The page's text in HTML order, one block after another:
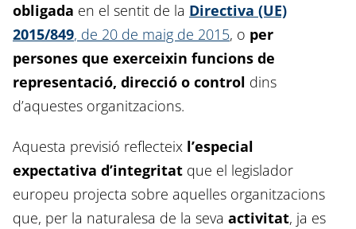
obligada en el sentit de la Directiva (UE)
2015/849, de 20 de maig de 2015, o per
persones que exerceixin funcions de
representació, direcció o control dins
d’aquestes organitzacions.
Aquesta previsió reflecteix l’especial
expectativa d’integritat que el legislador
europeu projecta sobre aquelles organitzacions
que, per la naturalesa de la seva activitat, ja es